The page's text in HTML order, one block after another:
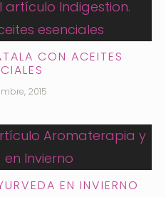
CON ACEITES
2015
EN INVIERNO